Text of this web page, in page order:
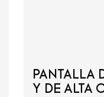
PANTALLA
Y DE ALTA